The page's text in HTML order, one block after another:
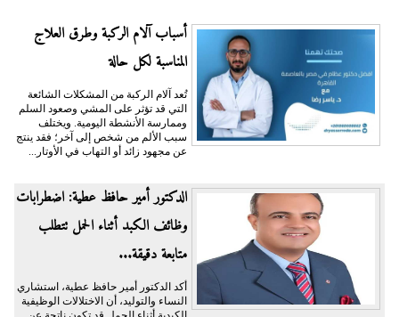
أسباب آلام الركبة وطرق العلاج
المناسبة لكل حالة
تُعد آلام الركبة من المشكلات الشائعة
التي قد تؤثر على المشي وصعود السلم
وممارسة الأنشطة اليومية. ويختلف
سبب الألم من شخص إلى آخر؛ فقد ينتج
عن مجهود زائد أو التهاب في الأوتار...
الدكتور أمير حافظ عطية: اضطرابات
وظائف الكبد أثناء الحمل تتطلب
متابعة دقيقة...
أكد الدكتور أمير حافظ عطية، استشاري
النساء والتوليد، أن الاختلالات الوظيفية